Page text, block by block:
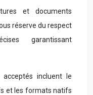
et documents
réserve du respect
garantissant
incluent le
et les formats natifs